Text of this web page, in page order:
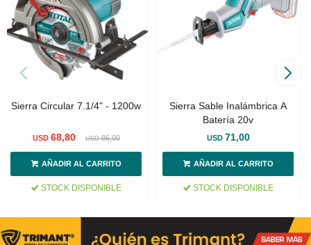
Sierra Circular 7.1/4" - 1200w
USD 68,80 USD 86,00
STOCK DISPONIBLE
Sierra Sable Inalámbrica A
Batería 20v
USD 71,00
STOCK DISPONIBLE